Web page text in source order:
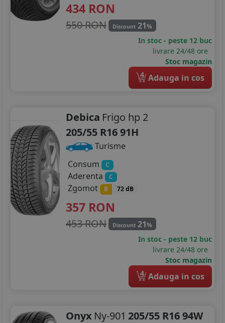
434 RON
550 RON Discount 21%
In stoc - peste 12 buc
livrare 24/48 ore
Stoc magazin
4 Adauga in cos
Debica Frigo hp 2
205/55 R16 91H
Turisme
Consum
C
Aderenta C
Zgomot B 72 dB
357 RON
453 RON Discount 21%
In stoc - peste 12 buc
livrare 24/48 ore
Stoc magazin
4 Adauga in cos
Onyx Ny-901 205/55 R16 94W